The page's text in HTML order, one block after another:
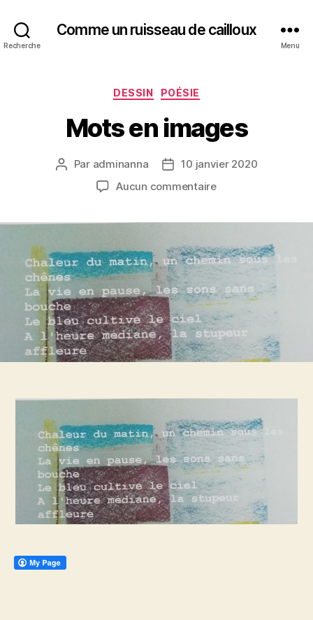
Recherche
Comme un ruisseau de cailloux
Menu
Catégories
DESSIN POÉSIE
Mots en images
Auteur
Par adminanna
Date10 janvier 2020
Aucun commentairesur